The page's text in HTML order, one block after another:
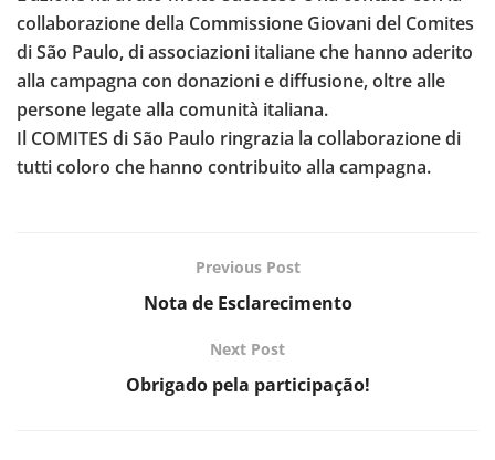
collaborazione della Commissione Giovani del Comites
di São Paulo, di associazioni italiane che hanno aderito
alla campagna con donazioni e diffusione, oltre alle
persone legate alla comunità italiana.
Il COMITES di São Paulo ringrazia la collaborazione di
tutti coloro che hanno contribuito alla campagna.
Previous Post
Nota de Esclarecimento
Next Post
Obrigado pela participação!